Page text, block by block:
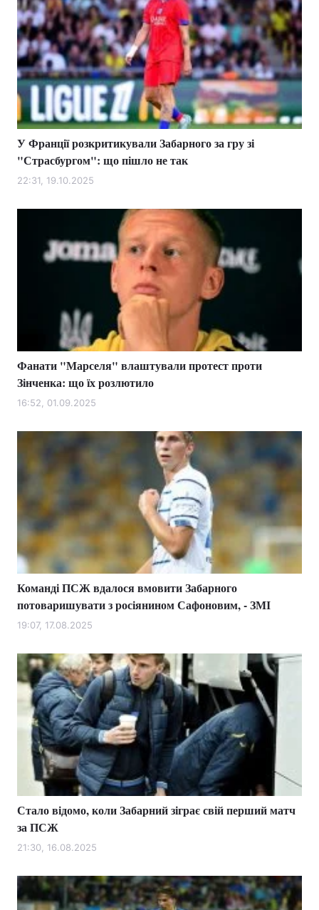
У Франції розкритикували Забарного за гру зі
"Страсбургом": що пішло не так
22:31, 19.10.2025
Фанати "Марселя" влаштували протест проти
Зінченка: що їх розлютило
16:52, 01.09.2025
Команді ПСЖ вдалося вмовити Забарного
потоваришувати з росіянином Сафоновим, - ЗМІ
19:07, 17.08.2025
Стало відомо, коли Забарний зіграє свій перший матч
за ПСЖ
21:30, 16.08.2025